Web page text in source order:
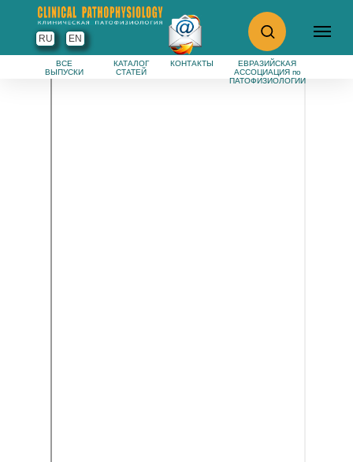
КАТАЛОГ
СТАТЕЙ
ЕВРАЗИЙСКАЯ
АССОЦИАЦИЯ по
ПАТОФИЗИОЛОГИИ
КОНТАКТЫ
ВСЕ
ВЫПУСКИ
EN
RU